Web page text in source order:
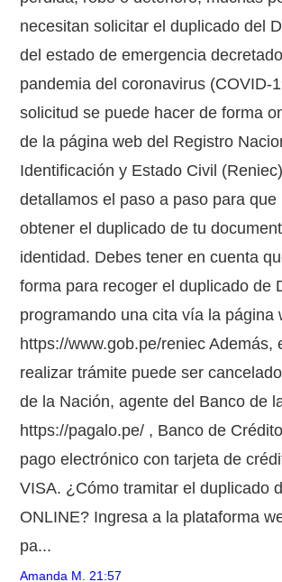
necesitan solicitar el duplicado del
del estado de emergencia
pandemia del coronavirus (COVID-
solicitud se puede hacer de forma
de la página web del Registro
Identificación y Estado Civil
detallamos el paso a paso para que
obtener el duplicado de tu
identidad. Debes tener en cuenta
forma para recoger el duplicado de
programando una cita vía la página
https://www.gob.pe/reniec Además,
realizar trámite puede ser
de la Nación, agente del Banco de
https://pagalo.pe/ , Banco de
pago electrónico con tarjeta de
VISA. ¿Cómo tramitar el duplicado
ONLINE? Ingresa a la plataforma
pa...
Amanda M. 21:57